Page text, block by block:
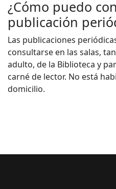
¿Cómo puedo
publicación
Las publicaciones
consultarse en las salas,
adulto, de la Biblioteca y
carné de lector. No está
domicilio.